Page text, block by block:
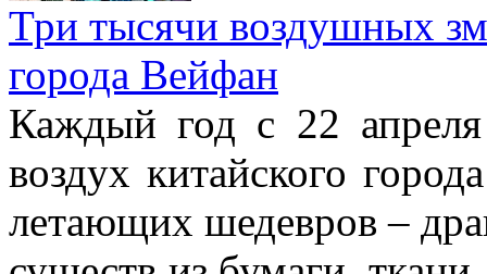
Три тысячи воздушных
города Вейфан
Каждый год с 22
воздух китайского
летающих шедевров –